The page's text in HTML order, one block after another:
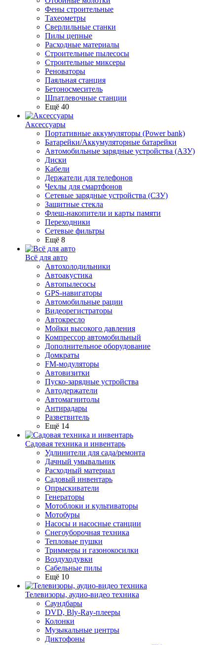
Фены строительные
Тахеометры
Сверлильные станки
Пилы цепные
Расходные материалы
Строительные пылесосы
Строительные миксеры
Реноваторы
Паяльная станция
Бетоносмеситель
Шпатлевочные станции
Ещё 40
Аксессуары
Портативные аккумуляторы (Power bank)
Батарейки/Аккумуляторные батарейки
Автомобильные зарядные устройства (АЗУ)
Диски
Кабели
Держатели для телефонов
Чехлы для смартфонов
Сетевые зарядные устройства (СЗУ)
Защитные стекла
Флеш-накопители и карты памяти
Переходники
Сетевые фильтры
Ещё 8
Всё для авто
Автохолодильники
Автоакустика
Автопылесосы
GPS-навигаторы
Автомобильные рации
Видеорегистраторы
Автокресло
Мойки высокого давления
Компрессор автомобильный
Дополнительное оборудование
Домкраты
FM-модуляторы
Автовизитки
Пуско-зарядные устройства
Автодержатели
Автомагнитолы
Антирадары
Разветвитель
Ещё 14
Садовая техника и инвентарь
Удлинители для сада/ремонта
Дачный умывальник
Расходный материал
Садовый инвентарь
Опрыскиватели
Генераторы
Мотоблоки и культиваторы
Мотобуры
Насосы и насосные станции
Снегоуборочная техника
Тепловые пушки
Триммеры и газонокосилки
Воздуходувки
Сабельные пилы
Ещё 10
Телевизоры, аудио-видео техника
Саундбары
DVD, Bly-Ray-плееры
Колонки
Музыкальные центры
Диктофоны